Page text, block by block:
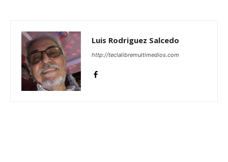
Luis Rodriguez Salcedo
http://teclalibremultimedios.com